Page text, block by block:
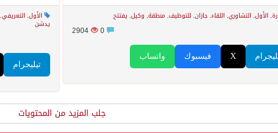
الأول, التعريفي,
يدشن
تيليجرام
, الأول, التشاوري, اللقاء,جازان,للتوظيف, منطقة, وكيل, يفتتح
0
2904
واتساب فيسبوك X
جلب المزيد من المحتويات